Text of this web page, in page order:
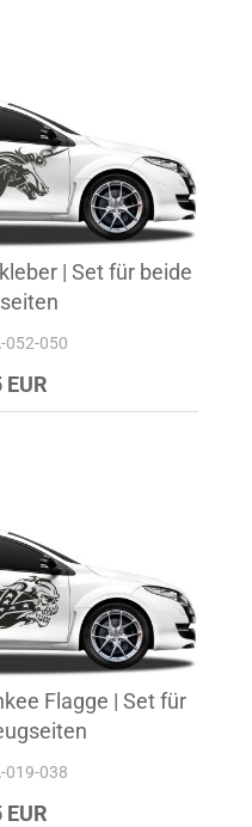
| Set für beide
052-050
Flagge | Set für
019-038